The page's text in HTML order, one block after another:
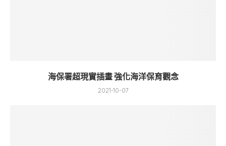
海保署超現實插畫 強化海洋保育觀念
2021-10-07